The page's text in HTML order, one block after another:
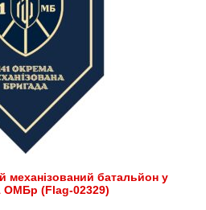
механізований батальйон у
ОМБр (Flag-02329)